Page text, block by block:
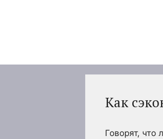
Как
Говорят, что